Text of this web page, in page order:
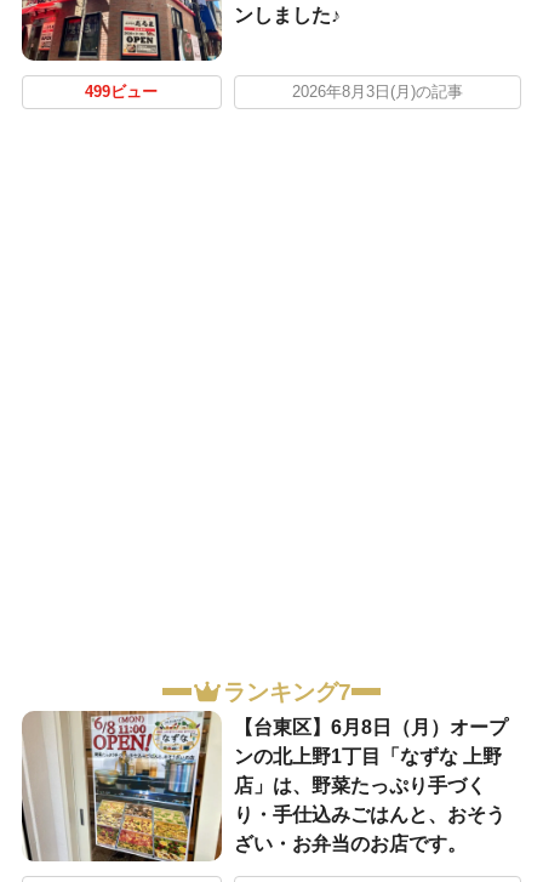
ンしました♪
499ビュー 2026年8月3日(月)の記事
ランキング7
【台東区】6月8日（月）オープ
ンの北上野1丁目「なずな 上野
店」は、野菜たっぷり手づく
り・手仕込みごはんと、おそう
ざい・お弁当のお店です。